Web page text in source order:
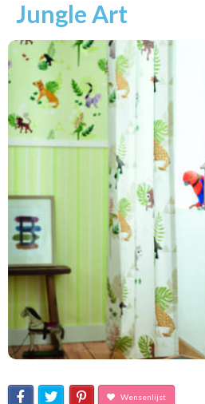
Jungle Art
Wensenlijst